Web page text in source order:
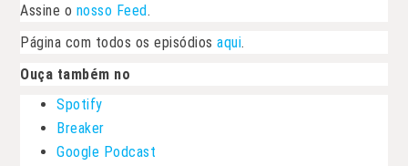
Assine o nosso Feed.
Página com todos os episódiosaqui.
Ouça também no
Spotify
Breaker
Google Podcast